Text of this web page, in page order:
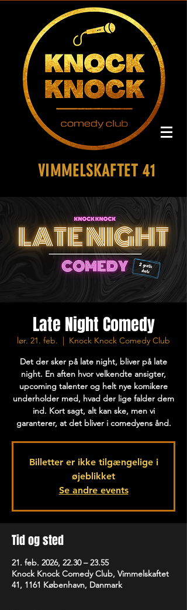
VIMMELSKAFTET 41
Late Night Comedy
lør. 21. feb.
  |
Knock Knock Comedy Club
Det der sker på late night, bliver på late
night. En aften hvor velkendte ansigter,
upcoming talenter og helt nye komikere
underholder med, hvad der lige falder dem
ind. Kort sagt, alt kan ske, men vi
garanterer, at det bliver i comedyens ånd.
Billetter er ikke tilgængelige i
øjeblikket
Se andre events
Tid og sted
21. feb. 2026, 22.30 – 23.55
Knock Knock Comedy Club, Vimmelskaftet
41, 1161 København, Danmark